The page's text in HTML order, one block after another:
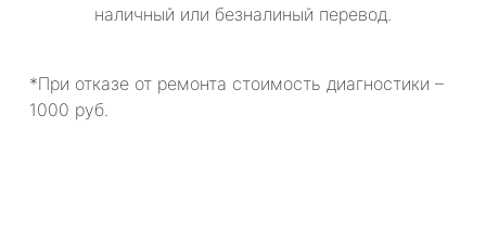
наличный или безналиный перевод.
*При отказе от ремонта стоимость диагностики –
1000 руб.